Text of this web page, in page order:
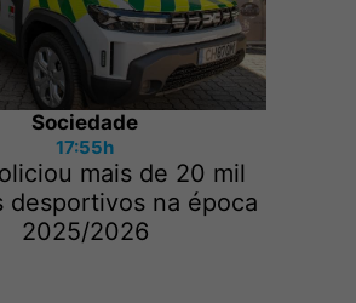
Sociedade
17:55h
mais de 20 mil
desportivos na época
2025/2026